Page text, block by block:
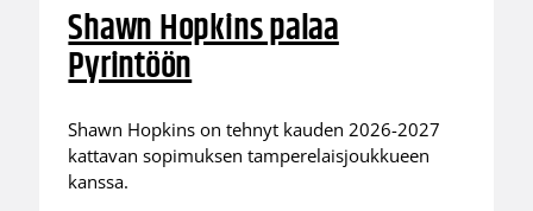
Shawn Hopkins palaa
Pyrintöön
Shawn Hopkins on tehnyt kauden 2026-2027
kattavan sopimuksen tamperelaisjoukkueen
kanssa.